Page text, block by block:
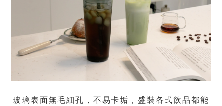
玻璃表面無毛細孔，不易卡垢，盛裝各式飲品都能